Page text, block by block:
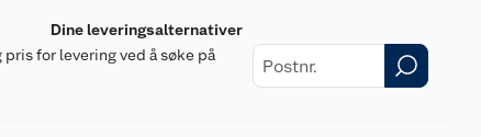
Dine leveringsalternativer
for levering ved å søke på